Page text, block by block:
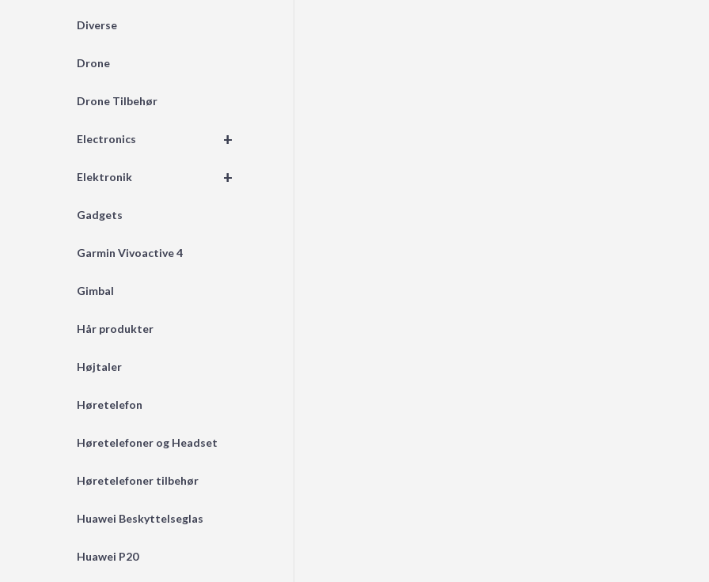
Diverse
Drone
Drone Tilbehør
+
Electronics
+
Elektronik
Gadgets
Garmin Vivoactive 4
Gimbal
Hår produkter
Højtaler
Høretelefon
Høretelefoner og Headset
Høretelefoner tilbehør
Huawei Beskyttelseglas
Huawei P20